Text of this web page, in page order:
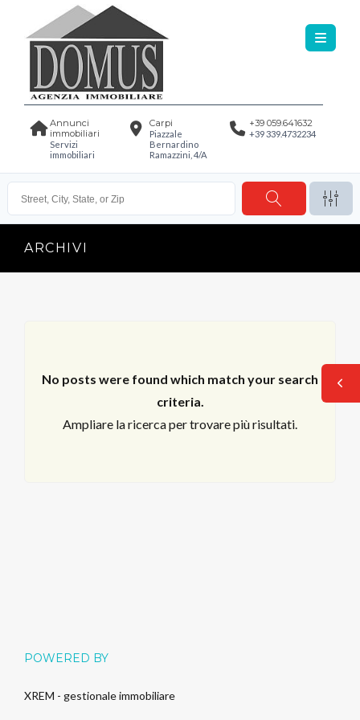
Annunci
immobiliari
Servizi
immobiliari
Carpi
Piazzale
Bernardino
Ramazzini, 4/A
+39 059.641632
+39 339.4732234
ARCHIVI
No posts were found which match your search
criteria.
Ampliare la ricerca per trovare più risultati.
POWERED BY
XREM - gestionale immobiliare